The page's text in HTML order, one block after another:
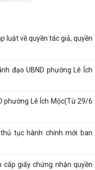
luật về quyền tác giả, quyền
đạo UBND phường Lê Ích
phường Lê Ích Mộc(Từ 29/6
tục hành chính mới ban
cấp giấy chứng nhận quyền